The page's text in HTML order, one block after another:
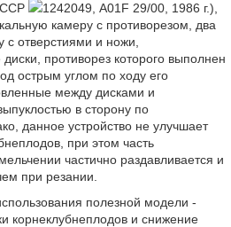
1242049, А01F 29/00, 1986 г.),
камеру с противорезом, два
с отверстиями и ножи,
противорез которого выполнен
острым углом по ходу его
между дисками и
в сторону по
данное устройство не улучшает
при этом часть
частично раздавливается и
при резании.
полезной модели -
корнеклубнеплодов и снижение